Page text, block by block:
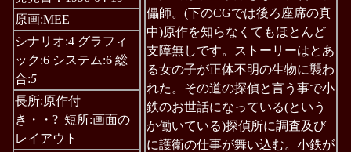
原画:MEE
シナリオ:4 グラフィ
ック:6 システム:6 総
合:5
長所:原作付
き・・? 短所:画面の
レイアウト
儡師。(下のCGでは後ろ座席の真
中)原作を知らなくてもほとんど
支障無しです。ストーリーはとあ
る女の子が正体不明の生物に襲わ
れた。その道の探偵と言う事で小
鉄のお世話になっている(という
か働いている)探偵所に調査及び
に護衛の仕事が舞い込む。小鉄が